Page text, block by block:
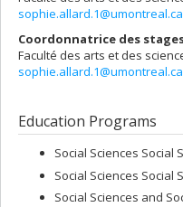
sophie.allard.1@umontreal.ca
Coordonnatrice des
Faculté des arts et des
sophie.allard.1@umontreal.ca
Education Programs
Social Sciences Social
Social Sciences Social
Social Sciences and